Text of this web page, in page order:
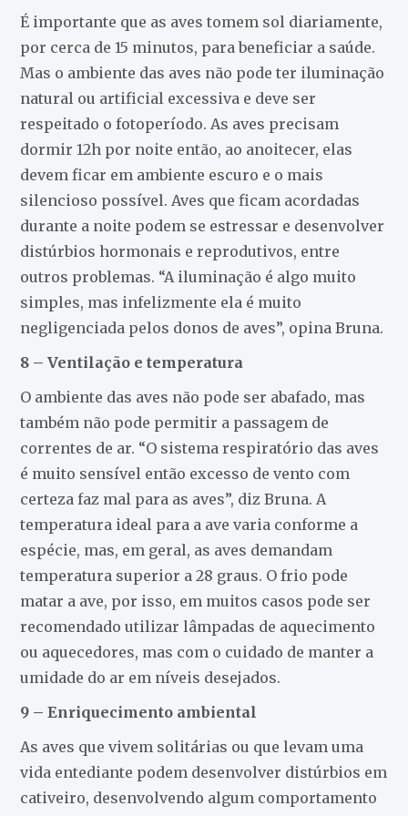
É importante que as aves tomem sol diariamente,
por cerca de 15 minutos, para beneficiar a saúde.
Mas o ambiente das aves não pode ter iluminação
natural ou artificial excessiva e deve ser
respeitado o fotoperíodo. As aves precisam
dormir 12h por noite então, ao anoitecer, elas
devem ficar em ambiente escuro e o mais
silencioso possível. Aves que ficam acordadas
durante a noite podem se estressar e desenvolver
distúrbios hormonais e reprodutivos, entre
outros problemas. “A iluminação é algo muito
simples, mas infelizmente ela é muito
negligenciada pelos donos de aves”, opina Bruna.
8 – Ventilação e temperatura
O ambiente das aves não pode ser abafado, mas
também não pode permitir a passagem de
correntes de ar. “O sistema respiratório das aves
é muito sensível então excesso de vento com
certeza faz mal para as aves”, diz Bruna. A
temperatura ideal para a ave varia conforme a
espécie, mas, em geral, as aves demandam
temperatura superior a 28 graus. O frio pode
matar a ave, por isso, em muitos casos pode ser
recomendado utilizar lâmpadas de aquecimento
ou aquecedores, mas com o cuidado de manter a
umidade do ar em níveis desejados.
9 – Enriquecimento ambiental
As aves que vivem solitárias ou que levam uma
vida entediante podem desenvolver distúrbios em
cativeiro, desenvolvendo algum comportamento